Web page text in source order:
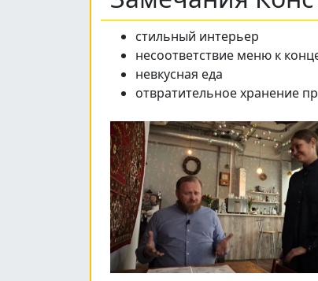
стильный интерьер
несоответствие меню к
невкусная еда
отвратительное хранение